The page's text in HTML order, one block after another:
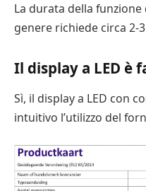
La durata della
genere richiede circa 2-
Il display a LED è
Sì, il display a LED con
intuitivo l’utilizzo del